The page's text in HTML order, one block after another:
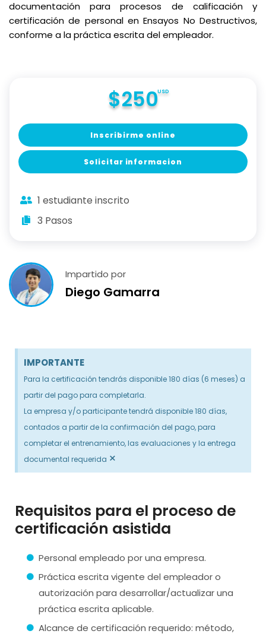
documentación para procesos de calificación y
certificación de personal en Ensayos No Destructivos,
conforme a la práctica escrita del empleador.
$250USD
Inscribirme online
Solicitar informacion
1 estudiante inscrito
3 Pasos
Impartido por
Diego Gamarra
IMPORTANTE
Para la certificación tendrás disponible 180 días (6 meses) a
partir del pago para completarla.
La empresa y/o participante tendrá disponible 180 días,
contados a partir de la confirmación del pago, para
completar el entrenamiento, las evaluaciones y la entrega
documental requerida ×
Requisitos para el proceso de
certificación asistida
Personal empleado por una empresa.
Práctica escrita vigente del empleador o
autorización para desarrollar/actualizar una
práctica escrita aplicable.
Alcance de certificación requerido: método,